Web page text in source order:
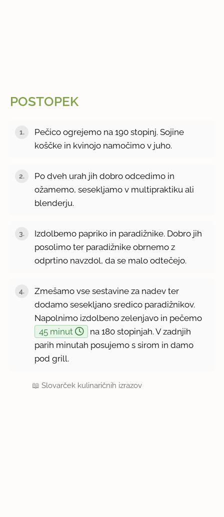
POSTOPEK
Pečico ogrejemo na 190 stopinj. Sojine
koščke in kvinojo namočimo v juho.
Po dveh urah jih dobro odcedimo in
ožamemo, sesekljamo v multipraktiku ali
blenderju.
Izdolbemo papriko in paradižnike. Dobro jih
posolimo ter paradižnike obrnemo z
odprtino navzdol, da se malo odtečejo.
Zmešamo vse sestavine za nadev ter
dodamo sesekljano sredico paradižnikov.
Napolnimo izdolbeno zelenjavo in pečemo
45 minut
na 180 stopinjah. V zadnjih
parih minutah posujemo s sirom in damo
pod grill.
📖Slovarček kulinaričnih izrazov